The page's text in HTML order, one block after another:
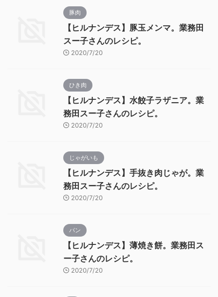
豚肉
【ヒルナンデス】豚玉メンマ。業務田
スー子さんのレシピ。
2020/7/20
ひき肉
【ヒルナンデス】水餃子ラザニア。業
務田スー子さんのレシピ。
2020/7/20
じゃがいも
【ヒルナンデス】手抜き肉じゃが。業
務田スー子さんのレシピ。
2020/7/20
パン
【ヒルナンデス】薄焼き餅。業務田ス
ー子さんのレシピ。
2020/7/20